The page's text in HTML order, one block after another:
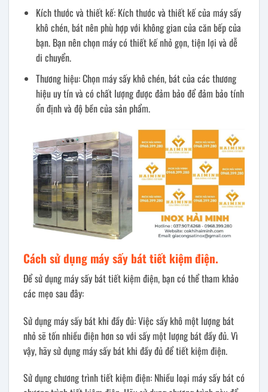
Kích thước và thiết kế: Kích thước và thiết kế của máy sấy
khô chén, bát nên phù hợp với không gian của căn bếp của
bạn. Bạn nên chọn máy có thiết kế nhỏ gọn, tiện lợi và dễ
di chuyển.
Thương hiệu: Chọn máy sấy khô chén, bát của các thương
hiệu uy tín và có chất lượng được đảm bảo để đảm bảo tính
ổn định và độ bền của sản phẩm.
Cách sử dụng máysấy báttiết kiệm điện.
Để sử dụng máy sấy bát tiết kiệm điện, bạn có thể tham khảo
các mẹo sau đây:
Sử dụng máy sấy bát khi đầy đủ: Việc sấy khô một lượng bát
nhỏ sẽ tốn nhiều điện hơn so với sấy một lượng bát đầy đủ. Vì
vậy, hãy sử dụng máy sấy bát khi đầy đủ để tiết kiệm điện.
Sử dụng chương trình tiết kiệm điện: Nhiều loại máy sấy bát có